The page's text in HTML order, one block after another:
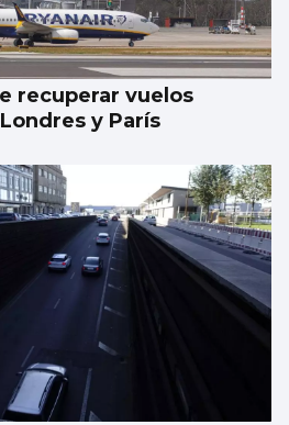
recuperar vuelos
y París